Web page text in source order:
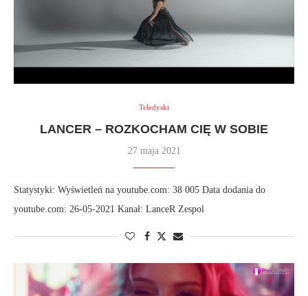
Teledyski
LANCER – ROZKOCHAM CIĘ W SOBIE
27 maja 2021
Statystyki: Wyświetleń na youtube.com: 38 005 Data dodania do
youtube.com: 26-05-2021 Kanał: LanceR Zespol